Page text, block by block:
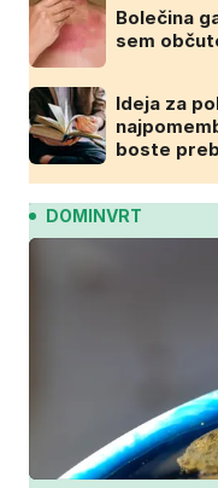
Bolečina
sem
Ideja za
boste
DOMINVRT